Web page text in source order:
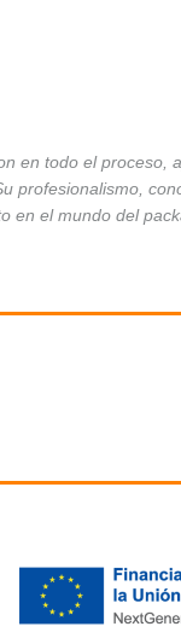
en todo el proceso,
profesionalismo,
en el mundo del